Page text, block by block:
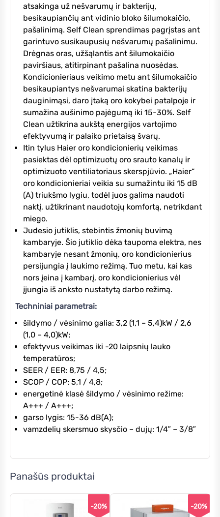
atsakinga už nešvarumų ir bakterijų,
besikaupiančių ant vidinio bloko šilumokaičio,
pašalinimą. Self Clean sprendimas pagrįstas ant
garintuvo susikaupusių nešvarumų pašalinimu.
Drėgnas oras, užšąlantis ant šilumokaičio
paviršiaus, atitirpinant pašalina nuosėdas.
Kondicionieriaus veikimo metu ant šilumokaičio
besikaupiantys nešvarumai skatina bakterijų
dauginimąsi, daro įtaką oro kokybei patalpoje ir
sumažina aušinimo pajėgumą iki 15-30%. Self
Clean užtikrina aukštą energijos vartojimo
efektyvumą ir palaiko prietaisą švarų.
Itin tylus Haier oro kondicionierių veikimas
pasiektas dėl optimizuotų oro srauto kanalų ir
optimizuoto ventiliatoriaus skerspjūvio. „Haier“
oro kondicionieriai veikia su sumažintu iki 15 dB
(A) triukšmo lygiu, todėl juos galima naudoti
naktį, užtikrinant naudotojų komfortą, netrikdant
miego.
Judesio jutiklis, stebintis žmonių buvimą
kambaryje. Šio jutiklio dėka taupoma elektra, nes
kambaryje nesant žmonių, oro kondicionierius
persijungia į laukimo režimą. Tuo metu, kai kas
nors įeina į kambarį, oro kondicionierius vėl
įjungia iš anksto nustatytą darbo režimą.
Techniniai parametrai:
šildymo / vėsinimo galia: 3,2 (1,1 – 5,4)kW / 2,6
(1,0 – 4,0)kW;
efektyvus veikimas iki -20 laipsnių lauko
temperatūros;
SEER / EER: 8,75 / 4,5;
SCOP / COP: 5,1 / 4,8;
energetinė klasė šildymo / vėsinimo režime:
A+++ / A+++;
garso lygis: 15-36 dB(A);
vamzdelių skersmuo skysčio – dujų: 1/4″ – 3/8″
Panašūs produktai
-20% -20%